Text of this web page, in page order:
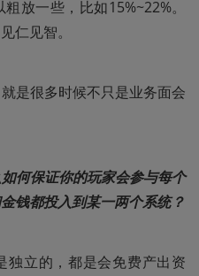
放一些，比如15%~22%。
仁见智。
是很多时候不只是业务面会
何保证你的玩家会参与每个
钱都投⼊到某⼀两个系统？
独立的，都是会免费产出资